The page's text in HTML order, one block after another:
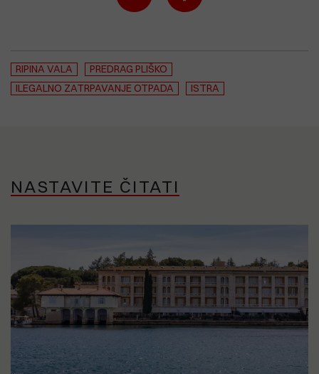
RIPINA VALA
PREDRAG PLIŠKO
ILEGALNO ZATRPAVANJE OTPADA
ISTRA
NASTAVITE ČITATI